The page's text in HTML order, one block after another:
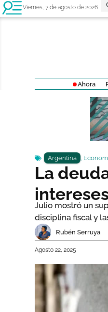
Viernes, 7 de agosto de 2026
Ahora
Argentina ,
La
Julio mostró un
disciplina fiscal y
Rubén Serruya
Agosto 22, 2025